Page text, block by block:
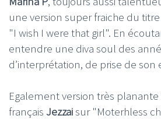
une version super fraiche du
"I wish I were that girl". En
entendre une diva soul des
d’interprétation, de prise de son
Egalement version très
français Jezzaisur "Moterhless